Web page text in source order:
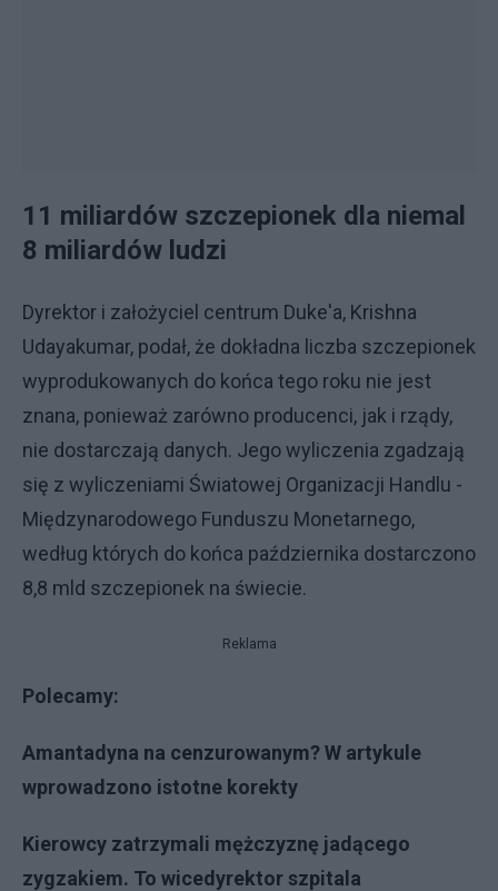
11 miliardów szczepionek dla niemal
8 miliardów ludzi
Dyrektor i założyciel centrum Duke'a, Krishna
Udayakumar, podał, że dokładna liczba szczepionek
wyprodukowanych do końca tego roku nie jest
znana, ponieważ zarówno producenci, jak i rządy,
nie dostarczają danych. Jego wyliczenia zgadzają
się z wyliczeniami Światowej Organizacji Handlu -
Międzynarodowego Funduszu Monetarnego,
według których do końca października dostarczono
8,8 mld szczepionek na świecie.
Reklama
Polecamy:
Amantadyna na cenzurowanym? W artykule
wprowadzono istotne korekty
Kierowcy zatrzymali mężczyznę jadącego
zygzakiem. To wicedyrektor szpitala